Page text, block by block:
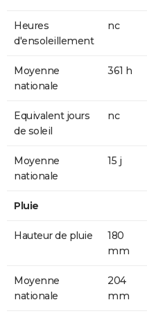
Heures
d'ensoleillement
nc
Moyenne
nationale
361 h
Equivalent jours
de soleil
nc
Moyenne
nationale
15 j
Pluie
Hauteur de pluie
180
mm
Moyenne
nationale
204
mm